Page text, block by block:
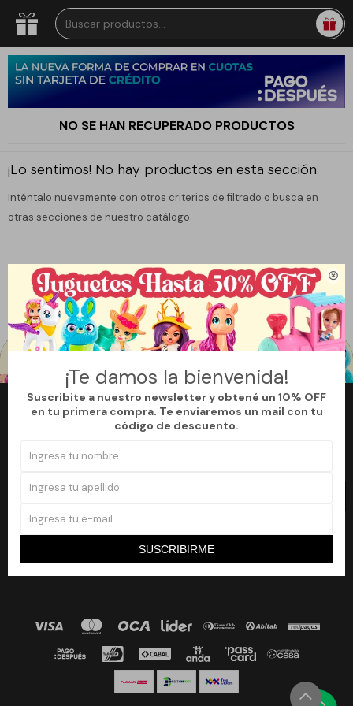

¡Te damos la bienvenida!
Suscribite a nuestro newsletter y obtené un 10% OFF
en tu primera compra. Te enviaremos un mail con tu
código de descuento.
SUSCRIBIRME
NO SE HAN RECUPERADO PRODUCTOS
¡Lo sentimos! No hay productos en esta sección.
Inténtalo nuevamente con otros criterios de filtrado o busca en
otras secciones de nuestro catálogo.
Filtrando por: Color:Violeta
Newsletter
 